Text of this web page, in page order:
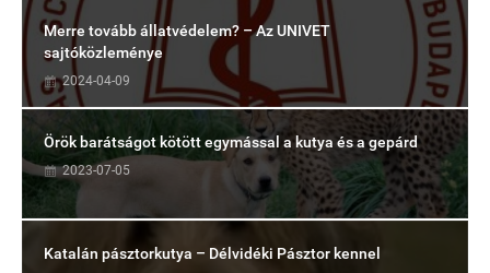
Merre tovább állatvédelem? – Az UNIVET
sajtóközleménye
2024-04-09
Örök barátságot kötött egymással a kutya és a gepárd
2023-07-05
Katalán pásztorkutya – Délvidéki Pásztor kennel